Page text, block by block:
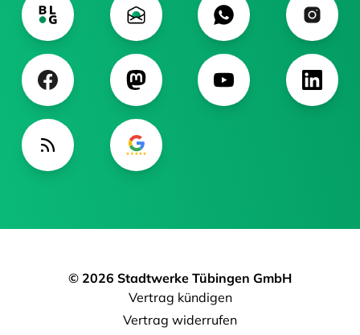
© 2026 Stadtwerke Tübingen GmbH
Vertrag kündigen
Vertrag widerrufen